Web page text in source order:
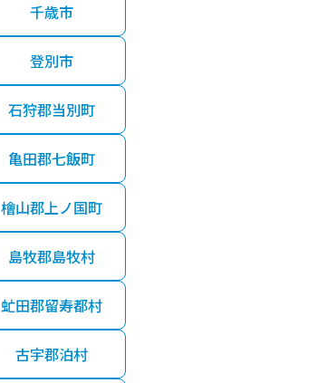
千歳市
登別市
石狩郡当別町
亀田郡七飯町
檜山郡上ノ国町
島牧郡島牧村
虻田郡留寿都村
古宇郡泊村